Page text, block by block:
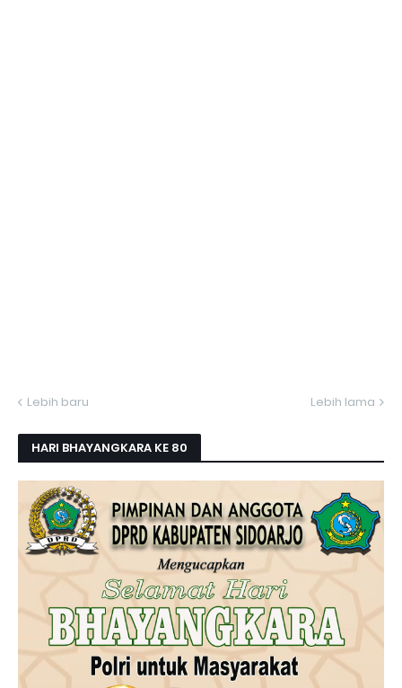
Lebih baru Lebih lama
HARI BHAYANGKARA KE 80